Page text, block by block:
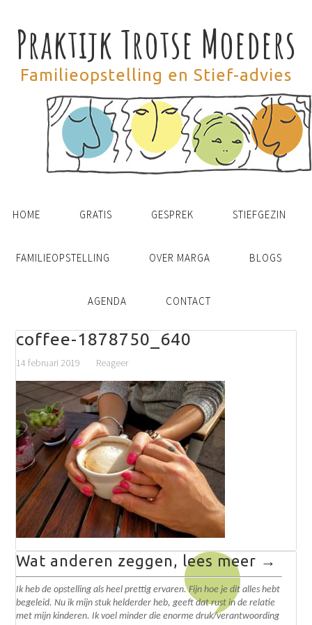
Praktijk Trotse Moeders
Familieopstelling en Stief-advies
HOME GRATIS GESPREK STIEFGEZIN
FAMILIEOPSTELLING OVER MARGA BLOGS
AGENDA CONTACT
coffee-1878750_640
14 februari 2019 Reageer
Wat anderen zeggen, lees meer →
Ik heb de opstelling als heel prettig ervaren. Fijn hoe je dit alles hebt
begeleid. Nu ik mijn stuk helderder heb, geeft dat rust in de relatie
met mijn kinderen. Ik voel minder die enorme druk/verantwoording